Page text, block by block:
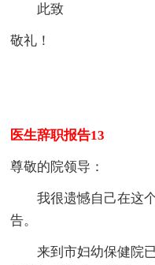
此致
敬礼！
医生辞职报告13
尊敬的院领导：
我很遗憾自己在这个
告。
来到市妇幼保健院已